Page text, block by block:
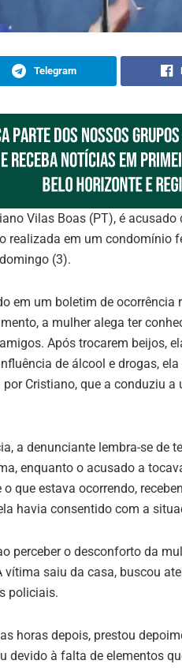
Telegram
Vilas Boas (PT), é
realizada em um condomínio
(3).
em um boletim de ocorrência
a mulher alega ter
Após trocarem beijos,
de álcool e drogas,
Cristiano, que a conduziu
a denunciante lembra-se de
enquanto o acusado a
que estava ocorrendo,
havia consentido com a
perceber o desconforto da
vítima saiu da casa, buscou
policiais.
horas depois, prestou
devido à falta de elementos